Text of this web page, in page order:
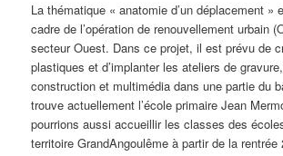
La thématique « anatomie d’un déplacement »
cadre de l’opération de renouvellement urbain
secteur Ouest. Dans ce projet, il est prévu de
plastiques et d’implanter les ateliers de
construction et multimédia dans une partie du
trouve actuellement l’école primaire Jean
pourrions aussi accueillir les classes des
territoire GrandAngoulême à partir de la rentrée